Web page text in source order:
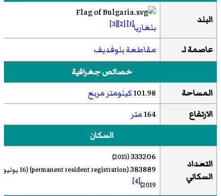
البلد
بلغاريا[1]
[2]
[3]
عاصمة لـ
مقاطعة بلوفديف
خصائص جغرافية
المساحة
101.98كيلومتر مربع
الارتفاع
164متر
السكان
التعداد
السكاني
333206
(2015)
383889
(permanent resident registration)
(16 يوليو
2019)
[4]